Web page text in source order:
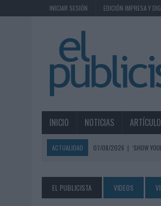
INICIAR SESIÓN EDICIÓN IMPRESA Y
INICIO NOTICIAS
ACTUALIDAD 07/08/2026 | ‘SHOW
07/08/2026 | MG SPIRIT RELANZA SU
EL PUBLICISTA VIDEOS